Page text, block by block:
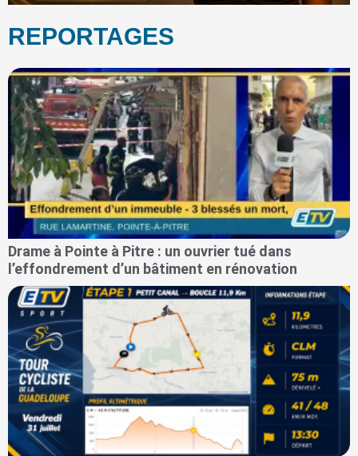
REPORTAGES
Drame à Pointe à Pitre : un ouvrier tué dans
l’effondrement d’un bâtiment en rénovation